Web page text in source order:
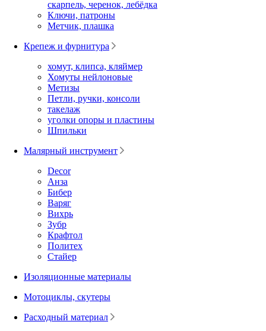
скарпель, черенок, лебёдка
Ключи, патроны
Метчик, плашка
Крепеж и фурнитура
хомут, клипса, кляймер
Хомуты нейлоновые
Метизы
Петли, ручки, консоли
такелаж
уголки опоры и пластины
Шпильки
Малярный инструмент
Decor
Анза
Бибер
Варяг
Вихрь
Зубр
Крафтол
Политех
Стайер
Изоляционные материалы
Мотоциклы, скутеры
Расходный материал